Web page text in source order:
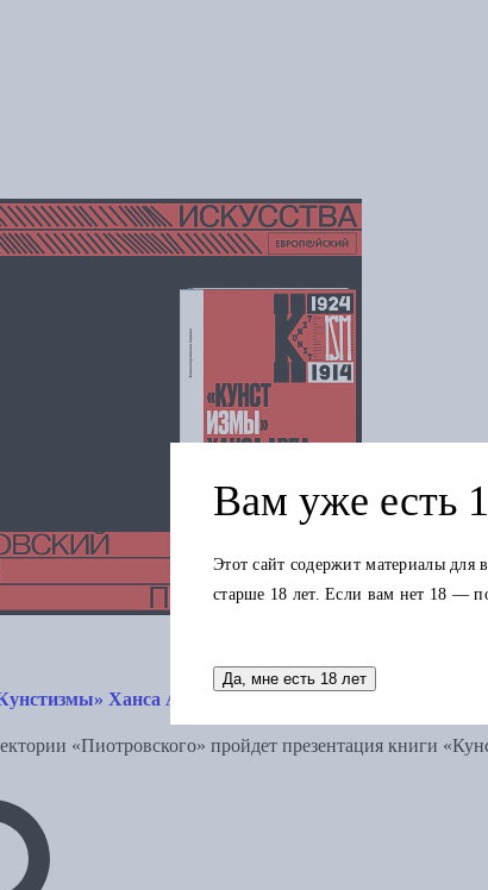
Ханса Арпа и Эль Лисицкого
«Пиотровского» пройдет презентация книги
Вам уже есть
Этот сайт содержит материалы для
старше 18 лет. Если вам нет 18 —
Да, мне есть 18 лет